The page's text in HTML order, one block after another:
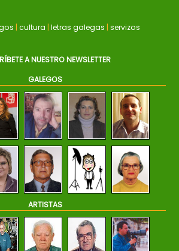
| cultura | letras galegas | servizos
A NUESTRO NEWSLETTER
GALEGOS
ARTISTAS